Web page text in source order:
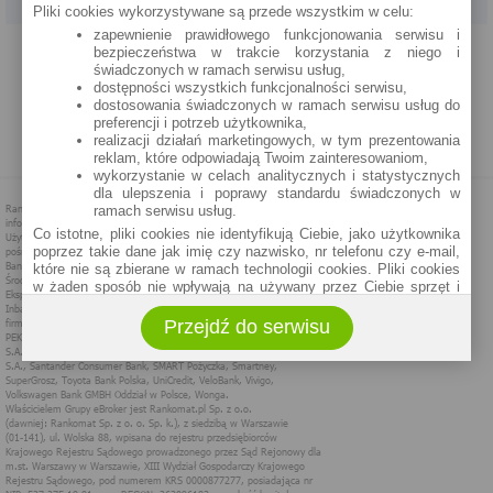
PROGRAM PARTNERSKI O NAS REKLAMA REGULAMIN
POLITYKA PRYWATNOŚCI POLITYKA COOKIES ZASADY PLASOWANIA
Pliki cookies wykorzystywane są przede wszystkim w celu:
zapewnienie prawidłowego funkcjonowania serwisu i
bezpieczeństwa w trakcie korzystania z niego i
świadczonych w ramach serwisu usług,
dostępności wszystkich funkcjonalności serwisu,
dostosowania świadczonych w ramach serwisu usług do
preferencji i potrzeb użytkownika,
realizacji działań marketingowych, w tym prezentowania
reklam, które odpowiadają Twoim zainteresowaniom,
wykorzystanie w celach analitycznych i statystycznych
dla ulepszenia i poprawy standardu świadczonych w
ramach serwisu usług.
Co istotne, pliki cookies nie identyfikują Ciebie, jako użytkownika
poprzez takie dane jak imię czy nazwisko, nr telefonu czy e-mail,
które nie są zbierane w ramach technologii cookies. Pliki cookies
w żaden sposób nie wpływają na używany przez Ciebie sprzęt i
Zakres wykorzystywania plików cookies możliwy jest do
określenia w ustawieniach przeglądarki każdego użytkownika. Bez
wprowadzenia zmian ustawień, informacje w plikach cookies mogą
być zapisywane w pamięci Twojego urządzenia.
Administratorem danych pozyskiwanych w technologii cookies jest
spółka Rankomat.pl Sp. z o.o. (dawniej: Rankomat Sp. z o. o. Sp.
k.) z siedzibą w Warszawie, ul. Wolska 88, 01 - 141 Warszawa.
Możesz jako użytkownik w każdym czasie skontaktować się z
administratorem pod adresem bok@ebroker.pl, jak również wyrazić
Przejdź do serwisu